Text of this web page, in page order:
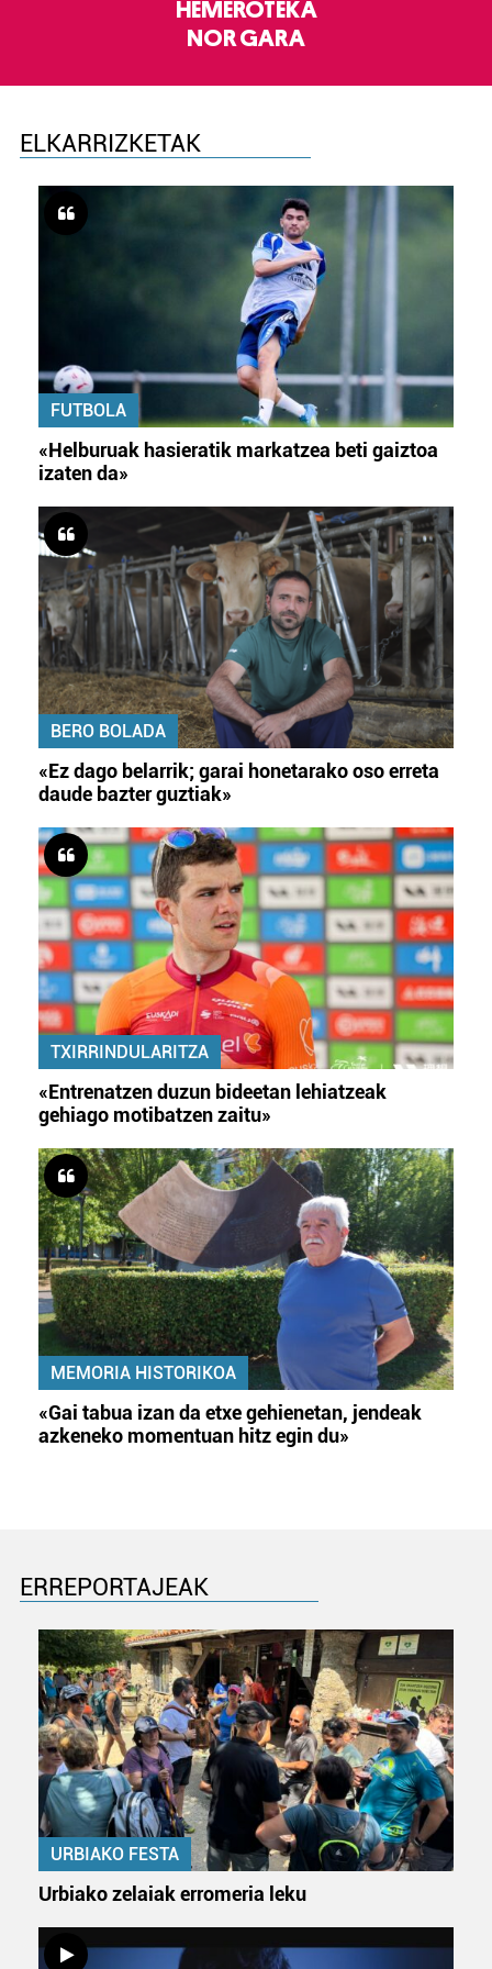
HEMEROTEKA
NOR GARA
ELKARRIZKETAK
FUTBOLA
«Helburuak hasieratik markatzea beti gaiztoa
izaten da»
BERO BOLADA
«Ez dago belarrik; garai honetarako oso erreta
daude bazter guztiak»
TXIRRINDULARITZA
«Entrenatzen duzun bideetan lehiatzeak
gehiago motibatzen zaitu»
MEMORIA HISTORIKOA
«Gai tabua izan da etxe gehienetan, jendeak
azkeneko momentuan hitz egin du»
ERREPORTAJEAK
URBIAKO FESTA
Urbiako zelaiak erromeria leku